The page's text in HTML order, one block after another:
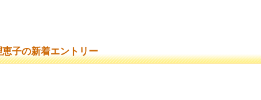
恵子の新着エントリー